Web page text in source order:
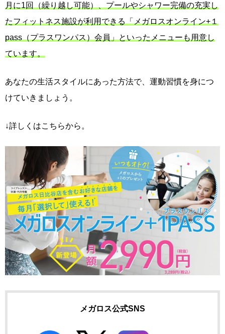
月に1回（繰り越し可能）、プールやシャワー完備の充実し
たフィットネス施設が利用できる「メガロスオンライン+１
pass（プラスワンパス）会員」といったメニューも用意し
ています。
あなたの生活スタイルにあった方法で、運動習慣を身につ
けていきましょう。
↓詳しくはこちらから。
メガロス公式SNS